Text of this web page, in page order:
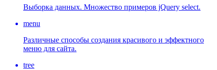
Выборка данных. Множество примеров jQuery select.
menu
Различные способы создания красивого и эффектного
меню для сайта.
tree